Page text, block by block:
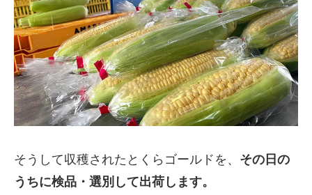
そうして収穫されたとくらゴールドを、 その日の
うちに検品・選別して出荷します。